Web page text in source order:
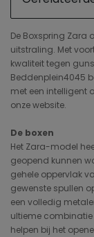
De Boxspring Zara
uitstraling. Met
kwaliteit tegen
Beddenplein4045
met een intelligent
onze website.
De boxen
Het Zara-model
geopend kunnen
gehele oppervlak
gewenste spullen
een volledig
ultieme
helpen bij het